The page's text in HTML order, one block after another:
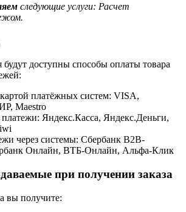
следующие услуги: Расчет
доступны способы оплаты товара
платёжных систем: VISA,
Maestrо
Яндекс.Касса, Яндекс.Деньги,
через системы: Сбербанк B2B-
Онлайн, ВТБ-Онлайн, Альфа-Клик
при получении заказа
вы получите: